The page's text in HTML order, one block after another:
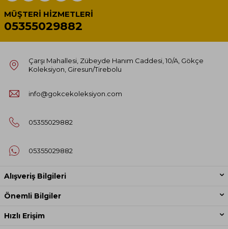
MÜŞTERI HIZMETLERI
05355029882
Çarşı Mahallesi, Zübeyde Hanım Caddesi, 10/A, Gökçe
Koleksiyon, Giresun/Tirebolu
info@gokcekoleksiyon.com
05355029882
05355029882
Alışveriş Bilgileri
Önemli Bilgiler
Hızlı Erişim